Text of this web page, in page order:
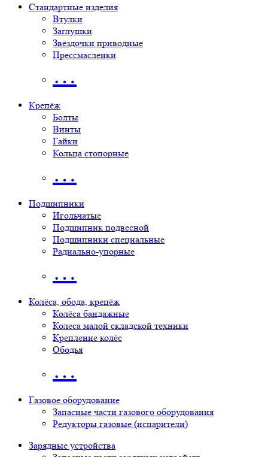
Стандартные изделия
Втулки
Заглушки
Звёздочки приводные
Прессмасленки
…
Крепёж
Болты
Винты
Гайки
Кольца стопорные
…
Подшипники
Игольчатые
Подшипник подвесной
Подшипники специальные
Радиально-упорные
…
Колёса, обода, крепёж
Колёса бандажные
Колеса малой складской техники
Крепление колёс
Ободья
…
Газовое оборудование
Запасные части газового оборудования
Редукторы газовые (испарители)
Зарядные устройства